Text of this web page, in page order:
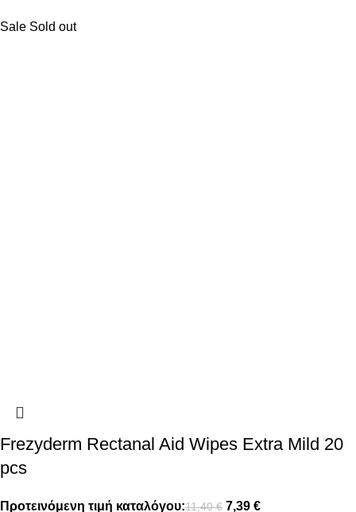
Sale Sold out
Frezyderm Rectanal Aid Wipes Extra Mild 20
pcs
Προτεινόμενη τιμή καταλόγου:11,40€ 7,39 €